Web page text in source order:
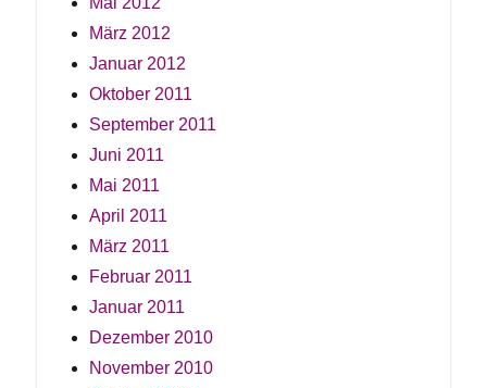
März 2012
Januar 2012
Oktober 2011
September 2011
Juni 2011
Mai 2011
April 2011
März 2011
Februar 2011
Januar 2011
Dezember 2010
November 2010